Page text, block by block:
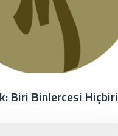
Biri Binlercesi Hiçbiri